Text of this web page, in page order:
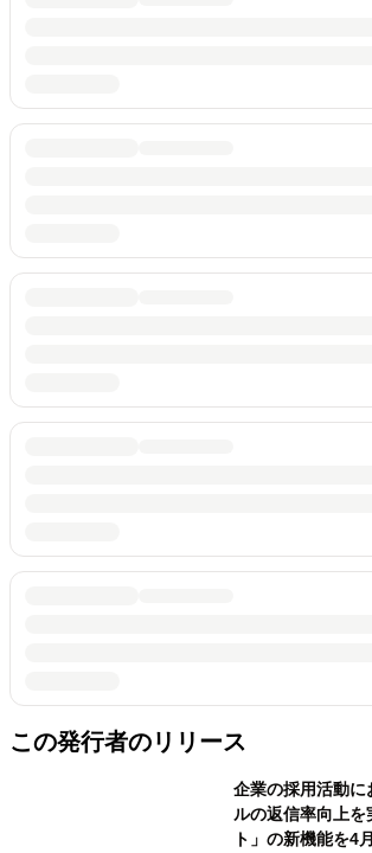
この発行者のリリース
企業の採用活動に
ルの返信率向上
ト」の新機能を